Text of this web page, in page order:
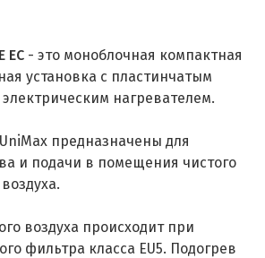
EC - это моноблочная компактная
установка с пластинчатым
нагревателем.
предназначены для
и подачи в помещения чистого
воздуха происходит при
фильтра класса EU5. Подогрев